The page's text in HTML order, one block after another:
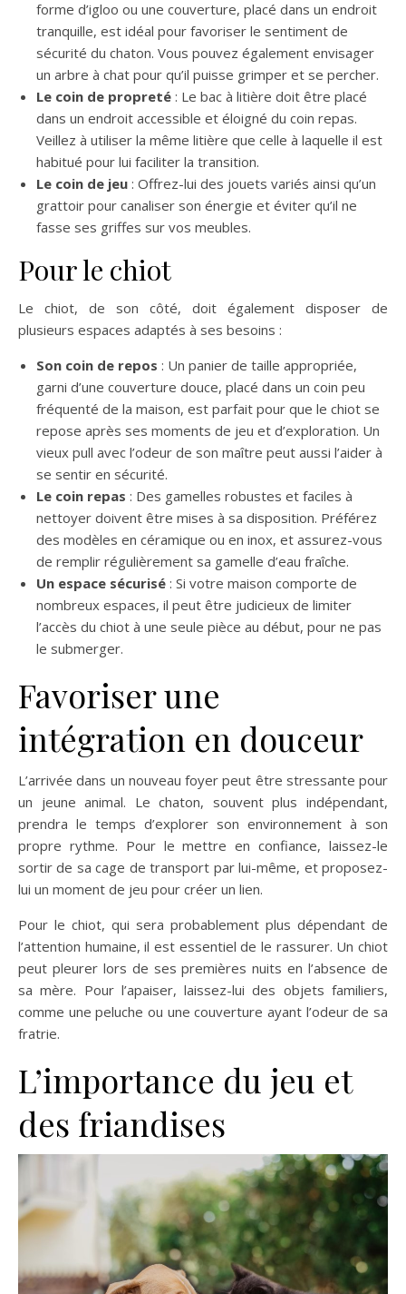
forme d’igloo ou une couverture, placé dans un endroit
tranquille, est idéal pour favoriser le sentiment de
sécurité du chaton. Vous pouvez également envisager
un arbre à chat pour qu’il puisse grimper et se percher​.
Le coin de propreté : Le bac à litière doit être placé
dans un endroit accessible et éloigné du coin repas.
Veillez à utiliser la même litière que celle à laquelle il est
habitué pour lui faciliter la transition​.
Le coin de jeu : Offrez-lui des jouets variés ainsi qu’un
grattoir pour canaliser son énergie et éviter qu’il ne
fasse ses griffes sur vos meubles.
Pour le chiot
Le chiot, de son côté, doit également disposer de
plusieurs espaces adaptés à ses besoins :
Son coin de repos : Un panier de taille appropriée,
garni d’une couverture douce, placé dans un coin peu
fréquenté de la maison, est parfait pour que le chiot se
repose après ses moments de jeu et d’exploration. Un
vieux pull avec l’odeur de son maître peut aussi l’aider à
se sentir en sécurité.
Le coin repas : Des gamelles robustes et faciles à
nettoyer doivent être mises à sa disposition. Préférez
des modèles en céramique ou en inox, et assurez-vous
de remplir régulièrement sa gamelle d’eau fraîche​.
Un espace sécurisé : Si votre maison comporte de
nombreux espaces, il peut être judicieux de limiter
l’accès du chiot à une seule pièce au début, pour ne pas
le submerger​.
Favoriser une
intégration en douceur
L’arrivée dans un nouveau foyer peut être stressante pour
un jeune animal. Le chaton, souvent plus indépendant,
prendra le temps d’explorer son environnement à son
propre rythme. Pour le mettre en confiance, laissez-le
sortir de sa cage de transport par lui-même, et proposez-
lui un moment de jeu pour créer un lien​.
Pour le chiot, qui sera probablement plus dépendant de
l’attention humaine, il est essentiel de le rassurer. Un chiot
peut pleurer lors de ses premières nuits en l’absence de
sa mère. Pour l’apaiser, laissez-lui des objets familiers,
comme une peluche ou une couverture ayant l’odeur de sa
fratrie​.
L’importance du jeu et
des friandises